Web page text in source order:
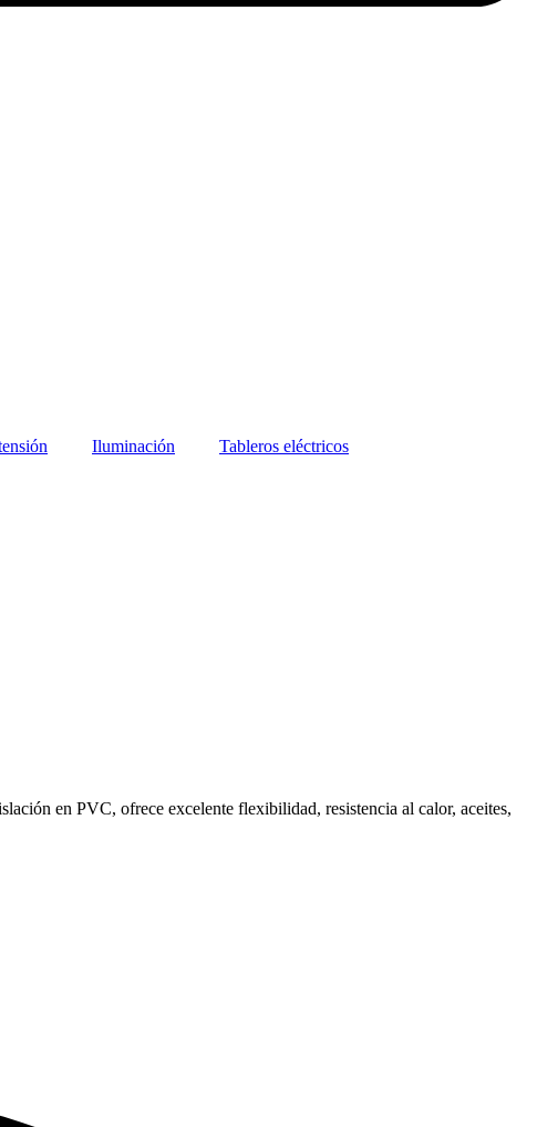
Iluminación Tableros eléctricos
en PVC, ofrece excelente flexibilidad, resistencia al calor, aceites,